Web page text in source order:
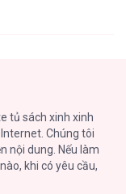
Mới Là Tất Cả
tủ sách xinh xinh
Chúng tôi
nội dung. Nếu làm
khi có yêu cầu,